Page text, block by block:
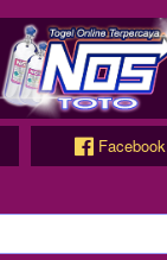
Facebook